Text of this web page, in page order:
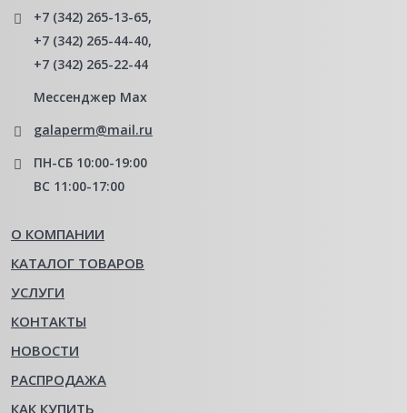
+7 (342) 265-13-65,
+7 (342) 265-44-40,
+7 (342) 265-22-44
Мессенджер Мах
galaperm@mail.ru
ПН-СБ 10:00-19:00
ВС 11:00-17:00
О КОМПАНИИ
КАТАЛОГ ТОВАРОВ
УСЛУГИ
КОНТАКТЫ
НОВОСТИ
РАСПРОДАЖА
КАК КУПИТЬ